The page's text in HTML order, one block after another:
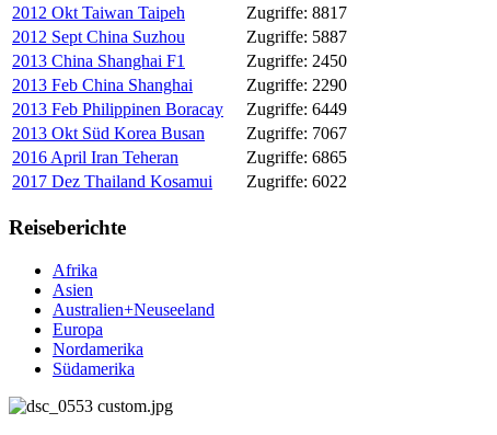
2012 Okt Taiwan Taipeh
Zugriffe: 8817
2012 Sept China Suzhou
Zugriffe: 5887
2013 China Shanghai F1
Zugriffe: 2450
2013 Feb China Shanghai
Zugriffe: 2290
2013 Feb Philippinen Boracay
Zugriffe: 6449
2013 Okt Süd Korea Busan
Zugriffe: 7067
2016 April Iran Teheran
Zugriffe: 6865
2017 Dez Thailand Kosamui
Zugriffe: 6022
Reiseberichte
Afrika
Asien
Australien+Neuseeland
Europa
Nordamerika
Südamerika